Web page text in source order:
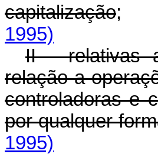
capitalização
1995)
II - relativas
relação a
controladoras e
por qualquer
1995)